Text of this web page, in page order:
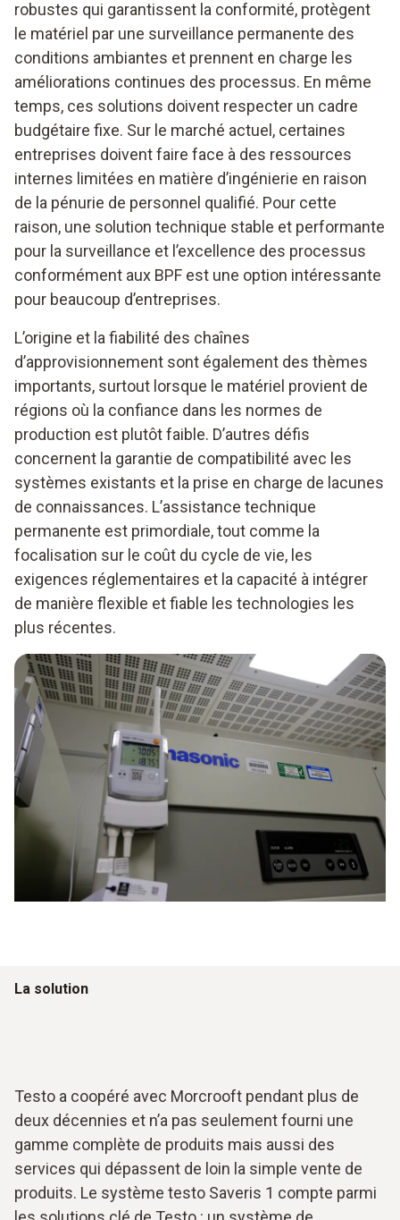
robustes qui garantissent la conformité, protègent
le matériel par une surveillance permanente des
conditions ambiantes et prennent en charge les
améliorations continues des processus. En même
temps, ces solutions doivent respecter un cadre
budgétaire fixe. Sur le marché actuel, certaines
entreprises doivent faire face à des ressources
internes limitées en matière d’ingénierie en raison
de la pénurie de personnel qualifié. Pour cette
raison, une solution technique stable et performante
pour la surveillance et l’excellence des processus
conformément aux BPF est une option intéressante
pour beaucoup d’entreprises.
L’origine et la fiabilité des chaînes
d’approvisionnement sont également des thèmes
importants, surtout lorsque le matériel provient de
régions où la confiance dans les normes de
production est plutôt faible. D’autres défis
concernent la garantie de compatibilité avec les
systèmes existants et la prise en charge de lacunes
de connaissances. L’assistance technique
permanente est primordiale, tout comme la
focalisation sur le coût du cycle de vie, les
exigences réglementaires et la capacité à intégrer
de manière flexible et fiable les technologies les
plus récentes.
La solution
Testo a coopéré avec Morcrooft pendant plus de
deux décennies et n’a pas seulement fourni une
gamme complète de produits mais aussi des
services qui dépassent de loin la simple vente de
produits. Le système testo Saveris 1 compte parmi